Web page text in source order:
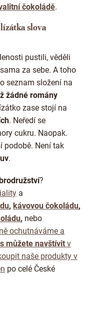
čokoládě.
slova
pustili, věděli
za sebe. A toho
seznam složení na
žádné romány
zase stojí na
. Neředí se
cukru. Naopak.
podobě. Není tak
.
?
a
, kávovou čokoládu,
, nebo
ochutnáváme a
můžete navštívit v
naše produkty v
po celé České